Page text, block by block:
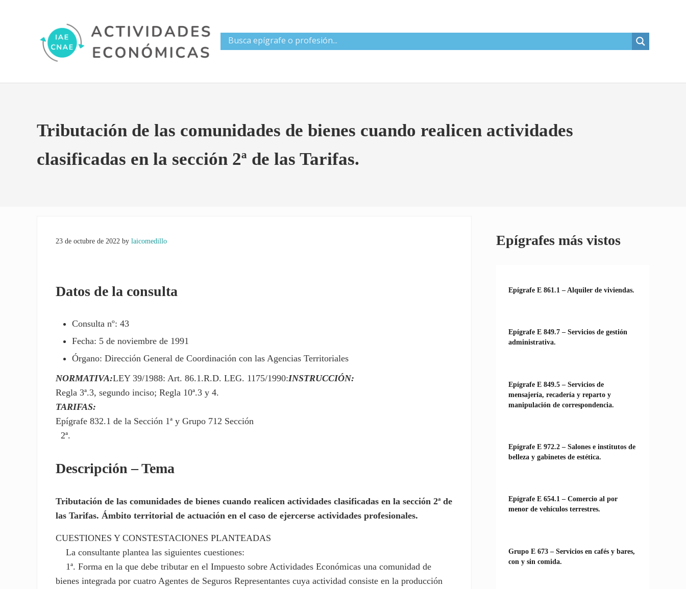
Tributación de las comunidades de bienes cuando realicen actividades
clasificadas en la sección 2ª de las Tarifas.
23 de octubre de 2022 bylaicomedillo
Datos de la consulta
Consulta nº: 43
Fecha: 5 de noviembre de 1991
Órgano: Dirección General de Coordinación con las Agencias Territoriales
NORMATIVA:LEY 39/1988: Art. 86.1.R.D. LEG. 1175/1990:INSTRUCCIÓN:
Regla 3ª.3, segundo inciso; Regla 10ª.3 y 4.
TARIFAS:
Epígrafe 832.1 de la Sección 1ª y Grupo 712 Sección
2ª.
Descripción – Tema
Tributación de las comunidades de bienes cuando realicen actividades clasificadas en la sección 2ª de
las Tarifas. Ámbito territorial de actuación en el caso de ejercerse actividades profesionales.
CUESTIONES Y CONSTESTACIONES PLANTEADAS
La consultante plantea las siguientes cuestiones:
1ª. Forma en la que debe tributar en el Impuesto sobre Actividades Económicas una comunidad de
bienes integrada por cuatro Agentes de Seguros Representantes cuya actividad consiste en la producción
Epígrafes más vistos
Epígrafe E 861.1 – Alquiler de viviendas.
Epígrafe E 849.7 – Servicios de gestión
administrativa.
Epígrafe E 849.5 – Servicios de
mensajería, recadería y reparto y
manipulación de correspondencia.
Epígrafe E 972.2 – Salones e institutos de
belleza y gabinetes de estética.
Epígrafe E 654.1 – Comercio al por
menor de vehículos terrestres.
Grupo E 673 – Servicios en cafés y bares,
con y sin comida.